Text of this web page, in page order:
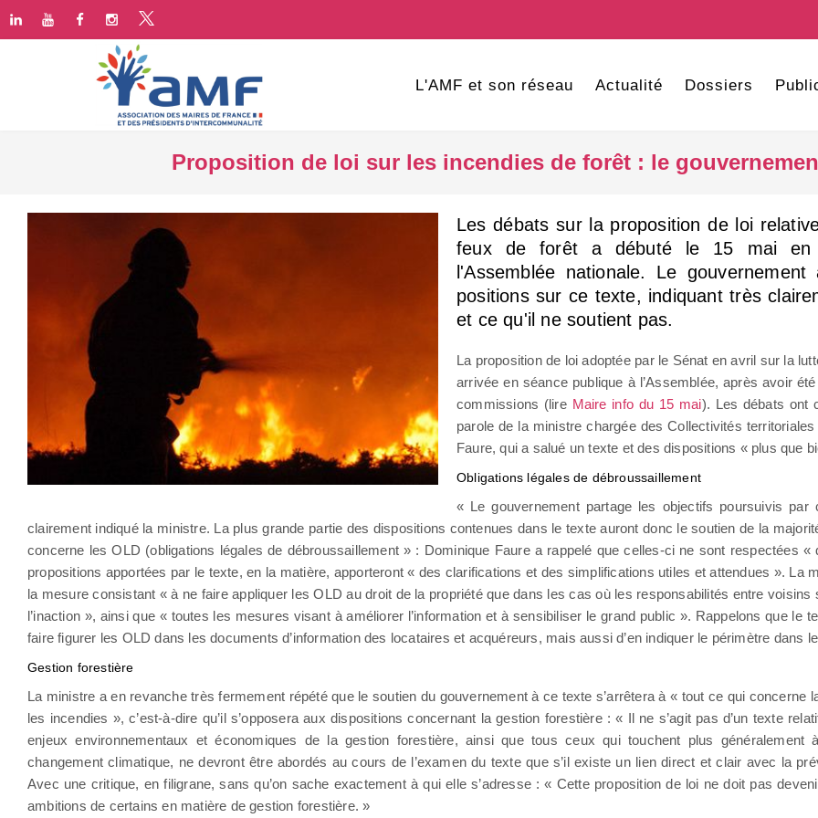
L'AMF et son réseau Actualité Dossiers
Proposition de loi sur les incendies de forêt : le
Les débats sur la proposition de loi
feux de forêt a débuté le 15 mai en
l'Assemblée nationale. Le
positions sur ce texte, indiquant très
et ce qu'il ne soutient pas.
La proposition de loi adoptée par le Sénat en avril sur la
arrivée en séance publique à l’Assemblée, après avoir
commissions (lire Maire info du 15 mai). Les débats ont
parole de la ministre chargée des Collectivités
Faure, qui a salué un texte et des dispositions « plus que
Obligations légales de débroussaillement
« Le gouvernement partage les objectifs poursuivis
clairement indiqué la ministre. La plus grande partie des dispositions contenues dans le texte auront donc le soutien de la
concerne les OLD (obligations légales de débroussaillement » : Dominique Faure a rappelé que celles-ci ne sont respectées «
propositions apportées par le texte, en la matière, apporteront « des clarifications et des simplifications utiles et attendues ». La
la mesure consistant « à ne faire appliquer les OLD au droit de la propriété que dans les cas où les responsabilités entre voisins
l’inaction », ainsi que « toutes les mesures visant à améliorer l’information et à sensibiliser le grand public ». Rappelons que le
faire figurer les OLD dans les documents d’information des locataires et acquéreurs, mais aussi d’en indiquer le périmètre dans
Gestion forestière
La ministre a en revanche très fermement répété que le soutien du gouvernement à ce texte s’arrêtera à « tout ce qui concerne
les incendies », c’est-à-dire qu’il s’opposera aux dispositions concernant la gestion forestière : « Il ne s’agit pas d’un texte
enjeux environnementaux et économiques de la gestion forestière, ainsi que tous ceux qui touchent plus généralement
changement climatique, ne devront être abordés au cours de l’examen du texte que s’il existe un lien direct et clair avec la
Avec une critique, en filigrane, sans qu’on sache exactement à qui elle s’adresse : « Cette proposition de loi ne doit pas
ambitions de certains en matière de gestion forestière. »